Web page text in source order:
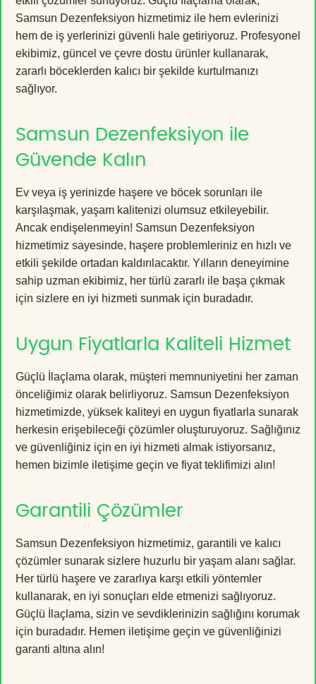
Samsun Dezenfeksiyon hizmetimiz ile hem evlerinizi
hem de iş yerlerinizi güvenli hale getiriyoruz. Profesyonel
ekibimiz, güncel ve çevre dostu ürünler kullanarak,
zararlı böceklerden kalıcı bir şekilde kurtulmanızı
sağlıyor.
Samsun Dezenfeksiyon ile
Güvende Kalın
Ev veya iş yerinizde haşere ve böcek sorunları ile
karşılaşmak, yaşam kalitenizi olumsuz etkileyebilir.
Ancak endişelenmeyin! Samsun Dezenfeksiyon
hizmetimiz sayesinde, haşere problemleriniz en hızlı ve
etkili şekilde ortadan kaldırılacaktır. Yılların deneyimine
sahip uzman ekibimiz, her türlü zararlı ile başa çıkmak
için sizlere en iyi hizmeti sunmak için buradadır.
Uygun Fiyatlarla Kaliteli Hizmet
Güçlü İlaçlama olarak, müşteri memnuniyetini her zaman
önceliğimiz olarak belirliyoruz. Samsun Dezenfeksiyon
hizmetimizde, yüksek kaliteyi en uygun fiyatlarla sunarak
herkesin erişebileceği çözümler oluşturuyoruz. Sağlığınız
ve güvenliğiniz için en iyi hizmeti almak istiyorsanız,
hemen bizimle iletişime geçin ve fiyat teklifimizi alın!
Garantili Çözümler
Samsun Dezenfeksiyon hizmetimiz, garantili ve kalıcı
çözümler sunarak sizlere huzurlu bir yaşam alanı sağlar.
Her türlü haşere ve zararlıya karşı etkili yöntemler
kullanarak, en iyi sonuçları elde etmenizi sağlıyoruz.
Güçlü İlaçlama, sizin ve sevdiklerinizin sağlığını korumak
için buradadır. Hemen iletişime geçin ve güvenliğinizi
garanti altına alın!